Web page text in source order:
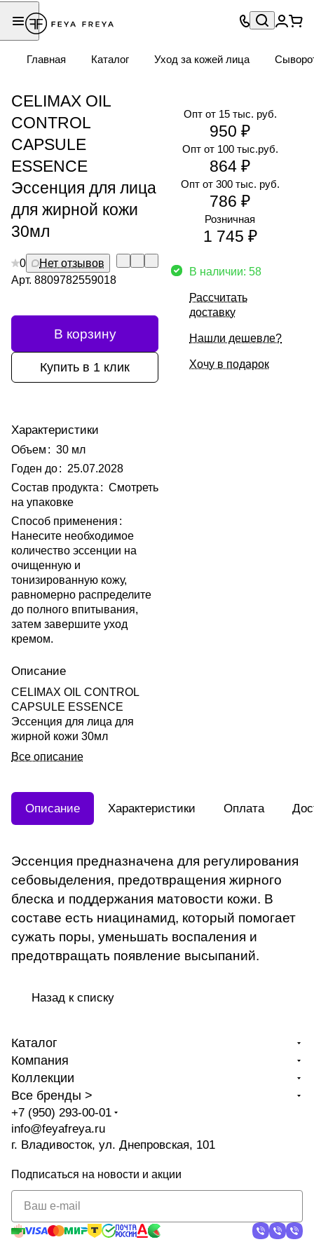
Главная Каталог Уход за кожей лица
CELIMAX OIL
CONTROL
CAPSULE
ESSENCE
Эссенция для лица
для жирной кожи
30мл
0
Нет отзывов
Арт. 8809782559018
В корзину
Купить в 1 клик
Характеристики
Объем : 30 мл
Годен до: 25.07.2028
Состав продукта : Смотреть
на упаковке
Способ применения :
Нанесите необходимое
количество эссенции на
очищенную и
тонизированную кожу,
равномерно распределите
до полного впитывания,
затем завершите уход
кремом.
Описание
CELIMAX OIL CONTROL
CAPSULE ESSENCE
Эссенция для лица для
жирной кожи 30мл
Все описание
Опт от 300 тыс. руб.
786 ₽
Опт от 15 тыс. руб.
950 ₽
Опт от 100 тыс.руб.
864 ₽
Розничная
1 745 ₽
В наличии: 58
Рассчитать
доставку
Нашли дешевле?
Хочу в подарок
Описание Характеристики Оплата
Эссенция предназначена для регулирования
себовыделения, предотвращения жирного
блеска и поддержания матовости кожи. В
составе есть ниацинамид, который помогает
сужать поры, уменьшать воспаления и
предотвращать появление высыпаний.
Назад к списку
Каталог
Компания
Коллекции
Все бренды >
+7 (950) 293-00-01
info@feyafreya.ru
г. Владивосток, ул. Днепровская, 101
Подписаться на новости и акции